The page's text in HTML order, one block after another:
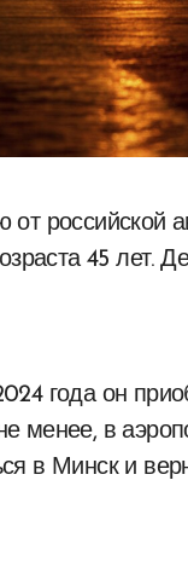
45 лет.
года он
менее, в
в Минск и